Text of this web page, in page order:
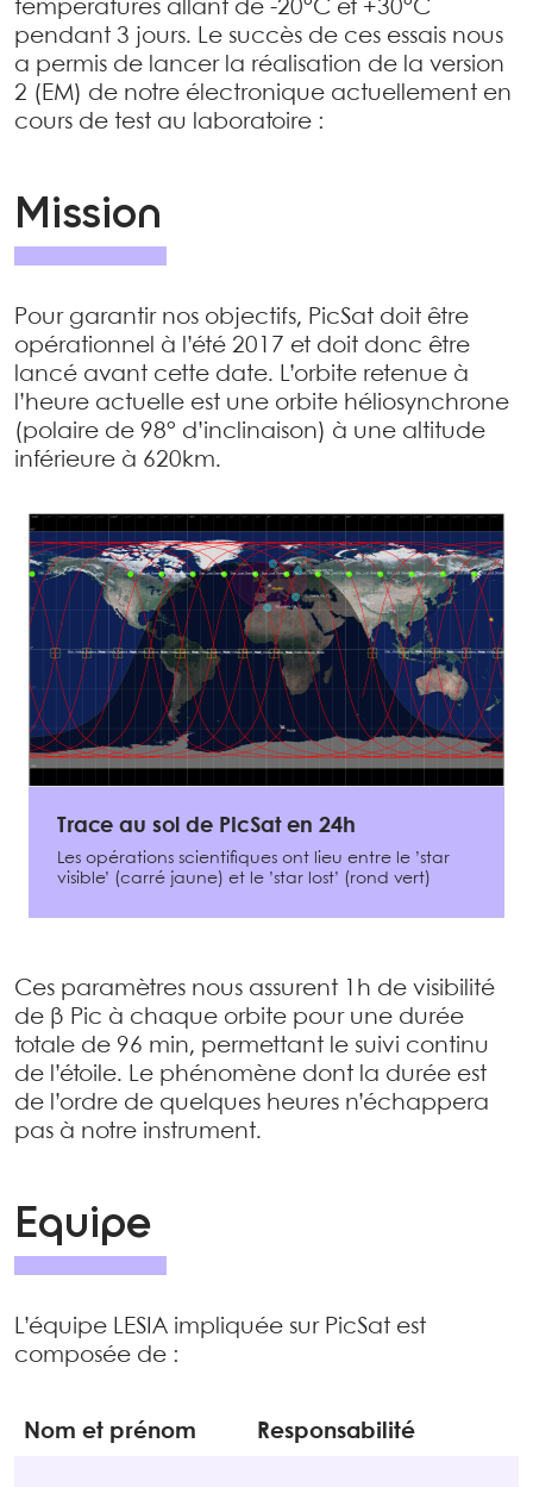
températures allant de -20°C et +30°C
pendant 3 jours. Le succès de ces essais nous
a permis de lancer la réalisation de la version
2 (EM) de notre électronique actuellement en
cours de test au laboratoire :
Mission
Pour garantir nos objectifs, PicSat doit être
opérationnel à l’été 2017 et doit donc être
lancé avant cette date. L’orbite retenue à
l’heure actuelle est une orbite héliosynchrone
(polaire de 98° d’inclinaison) à une altitude
inférieure à 620km.
Trace au sol de PicSat en 24h
Les opérations scientifiques ont lieu entre le ’star
visible’ (carré jaune) et le ’star lost’ (rond vert)
Ces paramètres nous assurent 1h de visibilité
de β Pic à chaque orbite pour une durée
totale de 96 min, permettant le suivi continu
de l’étoile. Le phénomène dont la durée est
de l’ordre de quelques heures n’échappera
pas à notre instrument.
Equipe
L’équipe LESIA impliquée sur PicSat est
composée de :
Nom et prénom Responsabilité